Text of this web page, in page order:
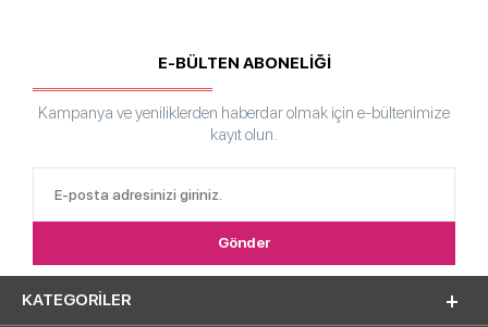
E-BÜLTEN ABONELİĞİ
Kampanya ve yeniliklerden haberdar olmak için e-bültenimize
kayıt olun.
KATEGORILER